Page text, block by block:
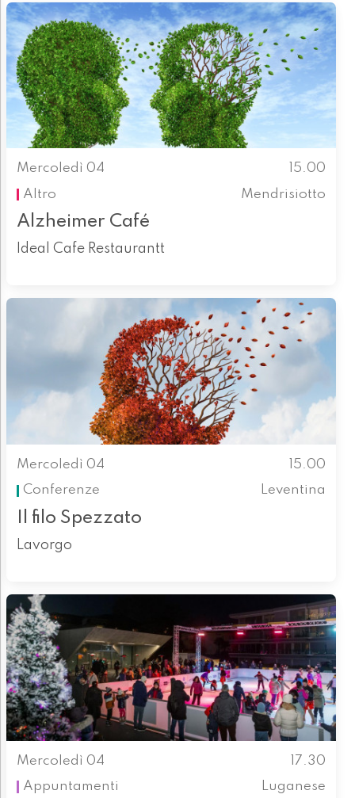
Mercoledì 04
15.00
Altro
Mendrisiotto
Alzheimer Café
Ideal Cafe Restaurantt
Mercoledì 04
15.00
Conferenze
Leventina
Il filo Spezzato
Lavorgo
Mercoledì 04
17.30
Appuntamenti
Luganese